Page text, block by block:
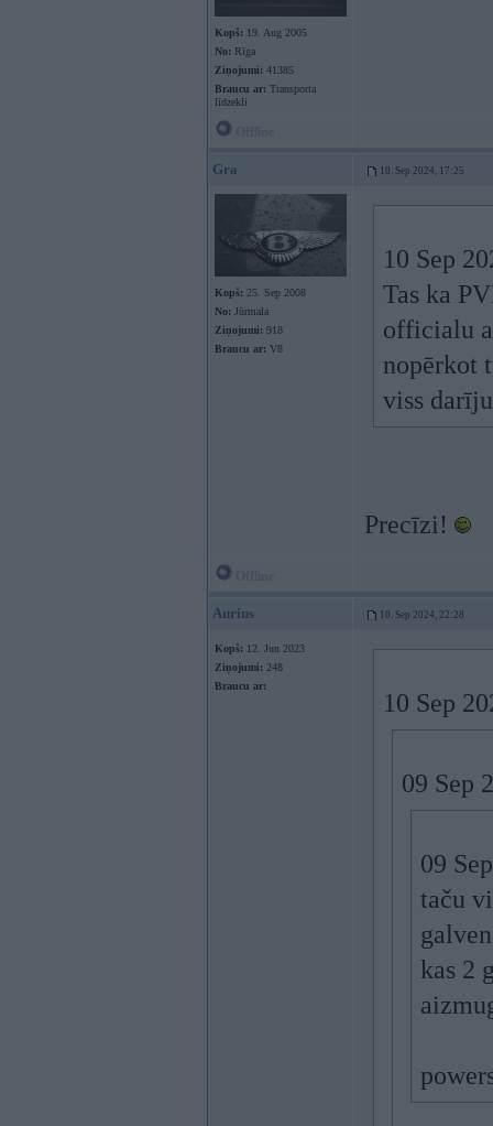
Kopš: 19. Aug 2005
No: Rīga
Ziņojumi: 41385
Braucu ar: Transporta
līdzekli
Gra 10. Sep 2024, 17:25
Kopš: 25. Sep 2008
No: Jūrmala
Ziņojumi: 918
Braucu ar: V8
10 Sep
Tas ka
officialu
nopērkot
viss
Precīzi!
Aurius 10. Sep 2024, 22:28
Kopš: 12. Jun 2023
Ziņojumi: 248
Braucu ar:
10 Sep
09 Sep
09
taču
kas 2